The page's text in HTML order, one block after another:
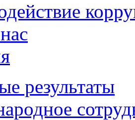
результаты